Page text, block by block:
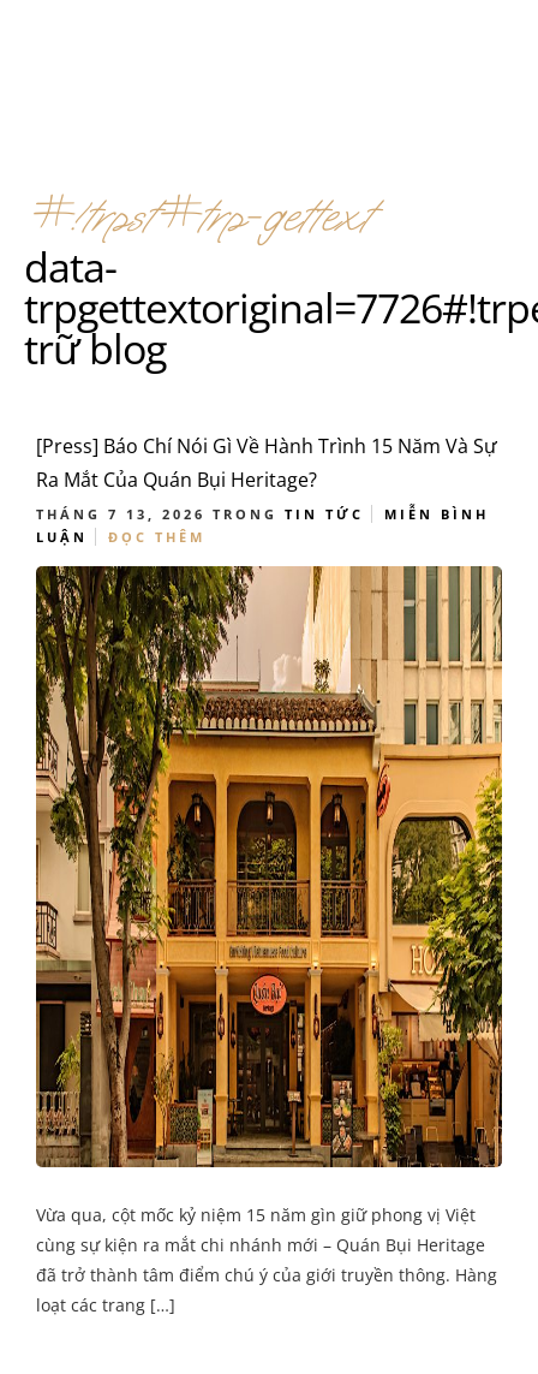
#!trpst#trp-gettext
data-
trữ blog
[Press] Báo Chí Nói Gì Về Hành Trình 15 Năm Và Sự
Ra Mắt Của Quán Bụi Heritage?
THÁNG 7 13, 2026 TRONG TIN TỨC
MIỄN BÌNH
LUẬN
ĐỌC THÊM
Vừa qua, cột mốc kỷ niệm 15 năm gìn giữ phong vị Việt
cùng sự kiện ra mắt chi nhánh mới – Quán Bụi Heritage
đã trở thành tâm điểm chú ý của giới truyền thông. Hàng
loạt các trang […]